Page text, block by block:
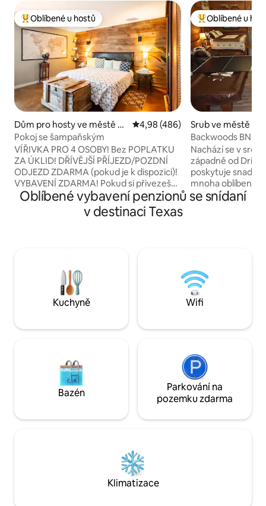
Nejlepší v kategorii Oblíbené u hostů
Oblíbené u hostů
Dům pro hosty ve městě Fr
edericksburg
Průměrné hodnocení 4,98 z 5,
4,98 (486)
Pokoj se šampaňským
VÍŘIVKA PRO 4 OSOBY! Bez POPLATKU
ZA ÚKLID! DŘÍVĚJŠÍ PŘÍJEZD/POZDNÍ
ODJEZD ZDARMA (pokud je k dispozici)!
VYBAVENÍ ZDARMA! Pokud si přivezeš
vlastní nabíjecí kabel pro elektromobil,
můžeš zdarma používat zásuvku 30 A
nebo 50 A. Zdarma mražené sušenky
a soukromě jej spravujeme. Skládá se z
velkého hlavního apartmá, 65" RokuT.V. s
prostorovým zvukem, plně vybavené
kuchyně, plně vybavené koupelny s
pračky/sušičky. Maximálně 3 osoby na
Nejlepší v
Oblíbené u
Srub ve městě
ngs
Backwoods BNB
on 23 akrů
Nachází se v srdci
západně od
poskytuje
mnoha
jako jsou Austin,
hostům 2 hodiny
do 15:00 s
rezervací.
užívání musí být
Oblíbené vybavení penzionů se snídaní
v destinaci Texas
Kuchyně Wifi
Bazén
Parkování na
pozemku zdarma
Klimatizace